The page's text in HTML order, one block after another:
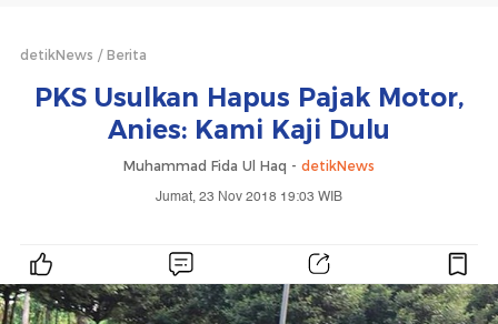
detikNews Berita
PKS Usulkan Hapus Pajak Motor,
Anies: Kami Kaji Dulu
Muhammad Fida Ul Haq - detikNews
Jumat, 23 Nov 2018 19:03 WIB